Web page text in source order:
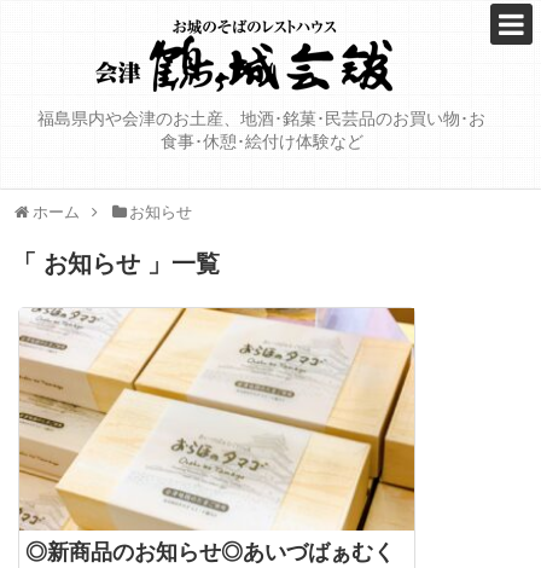
福島県内や会津のお土産、地酒･銘菓･民芸品のお買い物･お
食事･休憩･絵付け体験など
ホーム お知らせ
「 お知らせ 」一覧
◎新商品のお知らせ◎あいづばぁむく